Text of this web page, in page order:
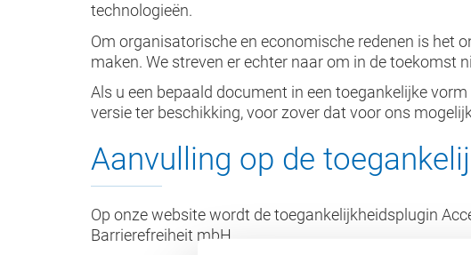
technologieën.
Om organisatorische en economische redenen is het
maken. We streven er echter naar om in de toekomst
Als u een bepaald document in een toegankelijke
versie ter beschikking, voor zover dat voor ons
Aanvulling op de
Op onze website wordt de toegankelijkheidsplugin
Barrierefreiheit mbH.